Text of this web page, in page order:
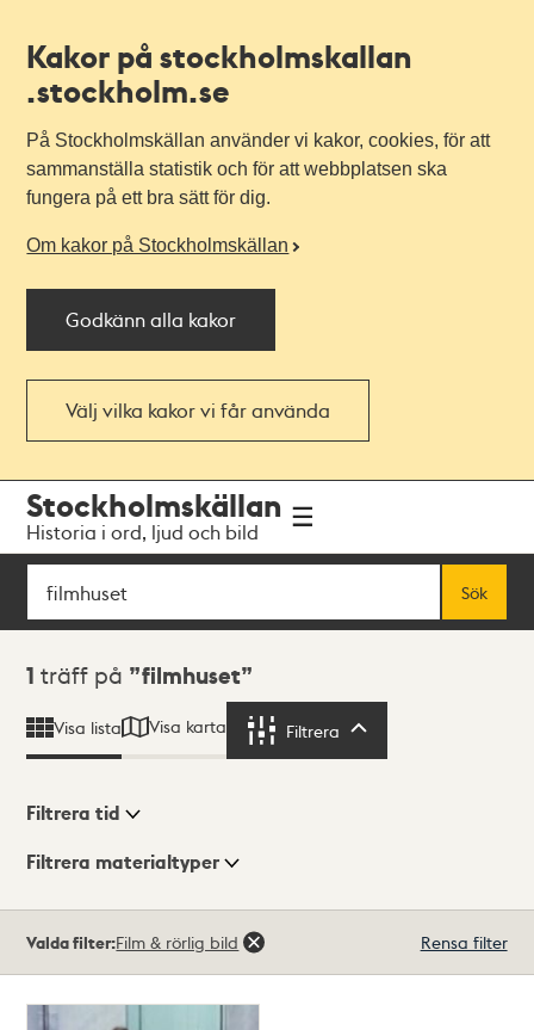
Kakor på stockholmskallan
.stockholm.se
På Stockholmskällan använder vi kakor, cookies, för att
sammanställa statistik och för att webbplatsen ska
fungera på ett bra sätt för dig.
Om kakor på Stockholmskällan
Godkänn alla kakor
Välj vilka kakor vi får använda
navigationen
huvudinnehållet
Stockholmskällan
Historia i ord, ljud och bild
Sök
Sök
Sökresultat
1 träff på filmhuset
Visa lista Visa karta Filtrera
Visningsläge
Filtrera tid
Filtrera materialtyper
träffar
Valda filter:Film & rörlig bild Rensa filter